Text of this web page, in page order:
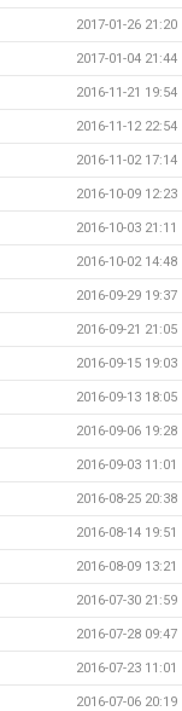
2017-01-26 21:20
2017-01-04 21:44
2016-11-21 19:54
2016-11-12 22:54
2016-11-02 17:14
2016-10-09 12:23
2016-10-03 21:11
2016-10-02 14:48
2016-09-29 19:37
2016-09-21 21:05
2016-09-15 19:03
2016-09-13 18:05
2016-09-06 19:28
2016-09-03 11:01
2016-08-25 20:38
2016-08-14 19:51
2016-08-09 13:21
2016-07-30 21:59
2016-07-28 09:47
2016-07-23 11:01
2016-07-06 20:19